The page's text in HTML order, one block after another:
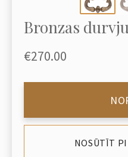
Bronzas
€270.00
NOSŪTĪT